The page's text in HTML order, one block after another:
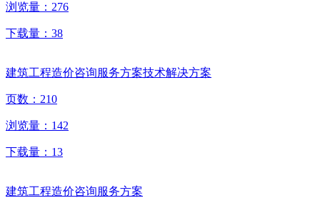
浏览量： 276
下载量： 38
建筑工程造价咨询服务方案技术解决方案
页数： 210
浏览量： 142
下载量： 13
建筑工程造价咨询服务方案